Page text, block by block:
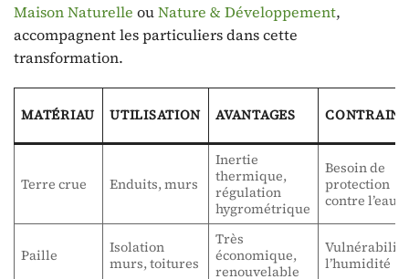
Maison Naturelle ouNature & Développement,
accompagnent les particuliers dans cette
transformation.
MATÉRIAU UTILISATION AVANTAGES
Terre crue Enduits, murs
Inertie
thermique,
régulation
hygrométrique
Besoin de
protection
contre l’eau
Paille
Isolation
murs, toitures
Très
économique,
renouvelable
l’humidité